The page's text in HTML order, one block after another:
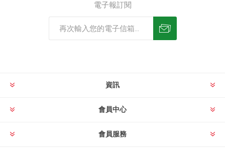
電子報訂閱
資訊
會員中心
會員服務